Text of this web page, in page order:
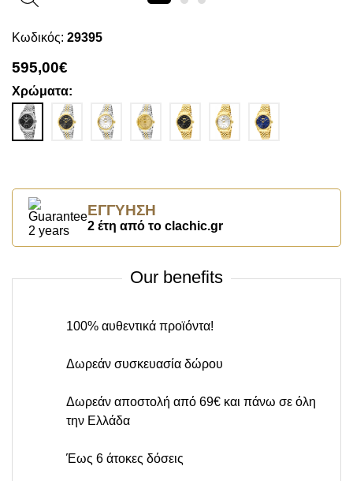
Κωδικός: 29395
595,00€
Χρώματα:
ΕΓΓΎΗΣΗ
2 έτη από το clachic.gr
Our benefits
100% αυθεντικά προϊόντα!
Δωρεάν συσκευασία δώρου
Δωρεάν αποστολή από 69€ και πάνω σε όλη
την Ελλάδα
Έως 6 άτοκες δόσεις